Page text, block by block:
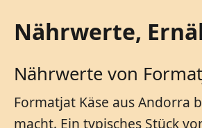
Nährwerte,
Nährwerte von
Formatjat Käse aus Andorra
macht. Ein typisches Stück